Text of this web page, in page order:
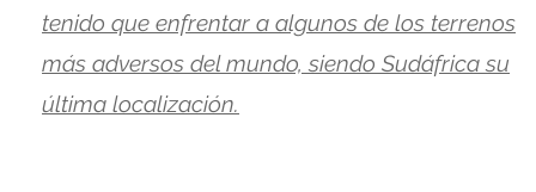
tenido que enfrentar a algunos de los terrenos
más adversos del mundo, siendo Sudáfrica su
última localización.